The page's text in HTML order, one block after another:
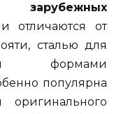
отличаются от
сталью для
формами
популярна
оригинального